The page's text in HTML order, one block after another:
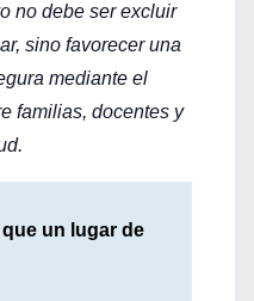
no debe ser excluir
sino favorecer una
mediante el
familias, docentes y
un lugar de